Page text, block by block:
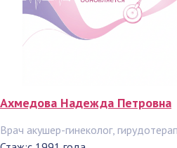
Ахмедова Надежда Петровна
Врач акушер-гинеколог,